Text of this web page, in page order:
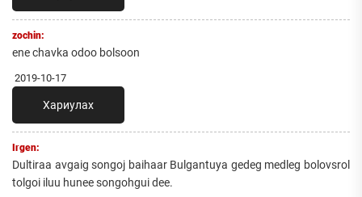
zochin:
ene chavka odoo bolsoon
2019-10-17
Хариулах
Irgen:
Dultiraa avgaig songoj baihaar Bulgantuya gedeg medleg bolovsrol
tolgoi iluu hunee songohgui dee.